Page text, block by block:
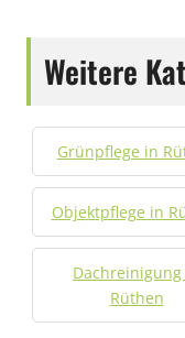
Weitere
Grünpflege in
Objektpflege in
Rüthen